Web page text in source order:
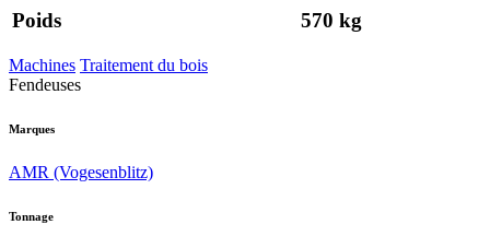
Poids 570 kg
Machines Traitement du bois
Fendeuses
Marques
AMR (Vogesenblitz)
Tonnage